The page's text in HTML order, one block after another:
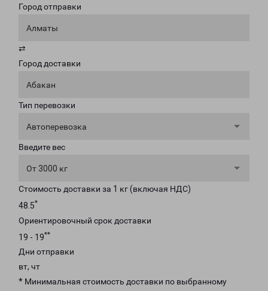
Город отправки
Алматы
⇄
Город доставки
Абакан
Тип перевозки
Автоперевозка
Введите вес
От 3000 кг
Стоимость доставки за 1 кг (включая НДС)
48.5*
Ориентировочный срок доставки
19 - 19**
Дни отправки
вт, чт
* Минимальная стоимость доставки по выбранному